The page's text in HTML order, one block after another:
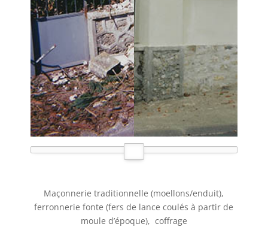
Maçonnerie traditionnelle (moellons/enduit),
ferronnerie fonte (fers de lance coulés à partir de
moule d’époque), coffrage